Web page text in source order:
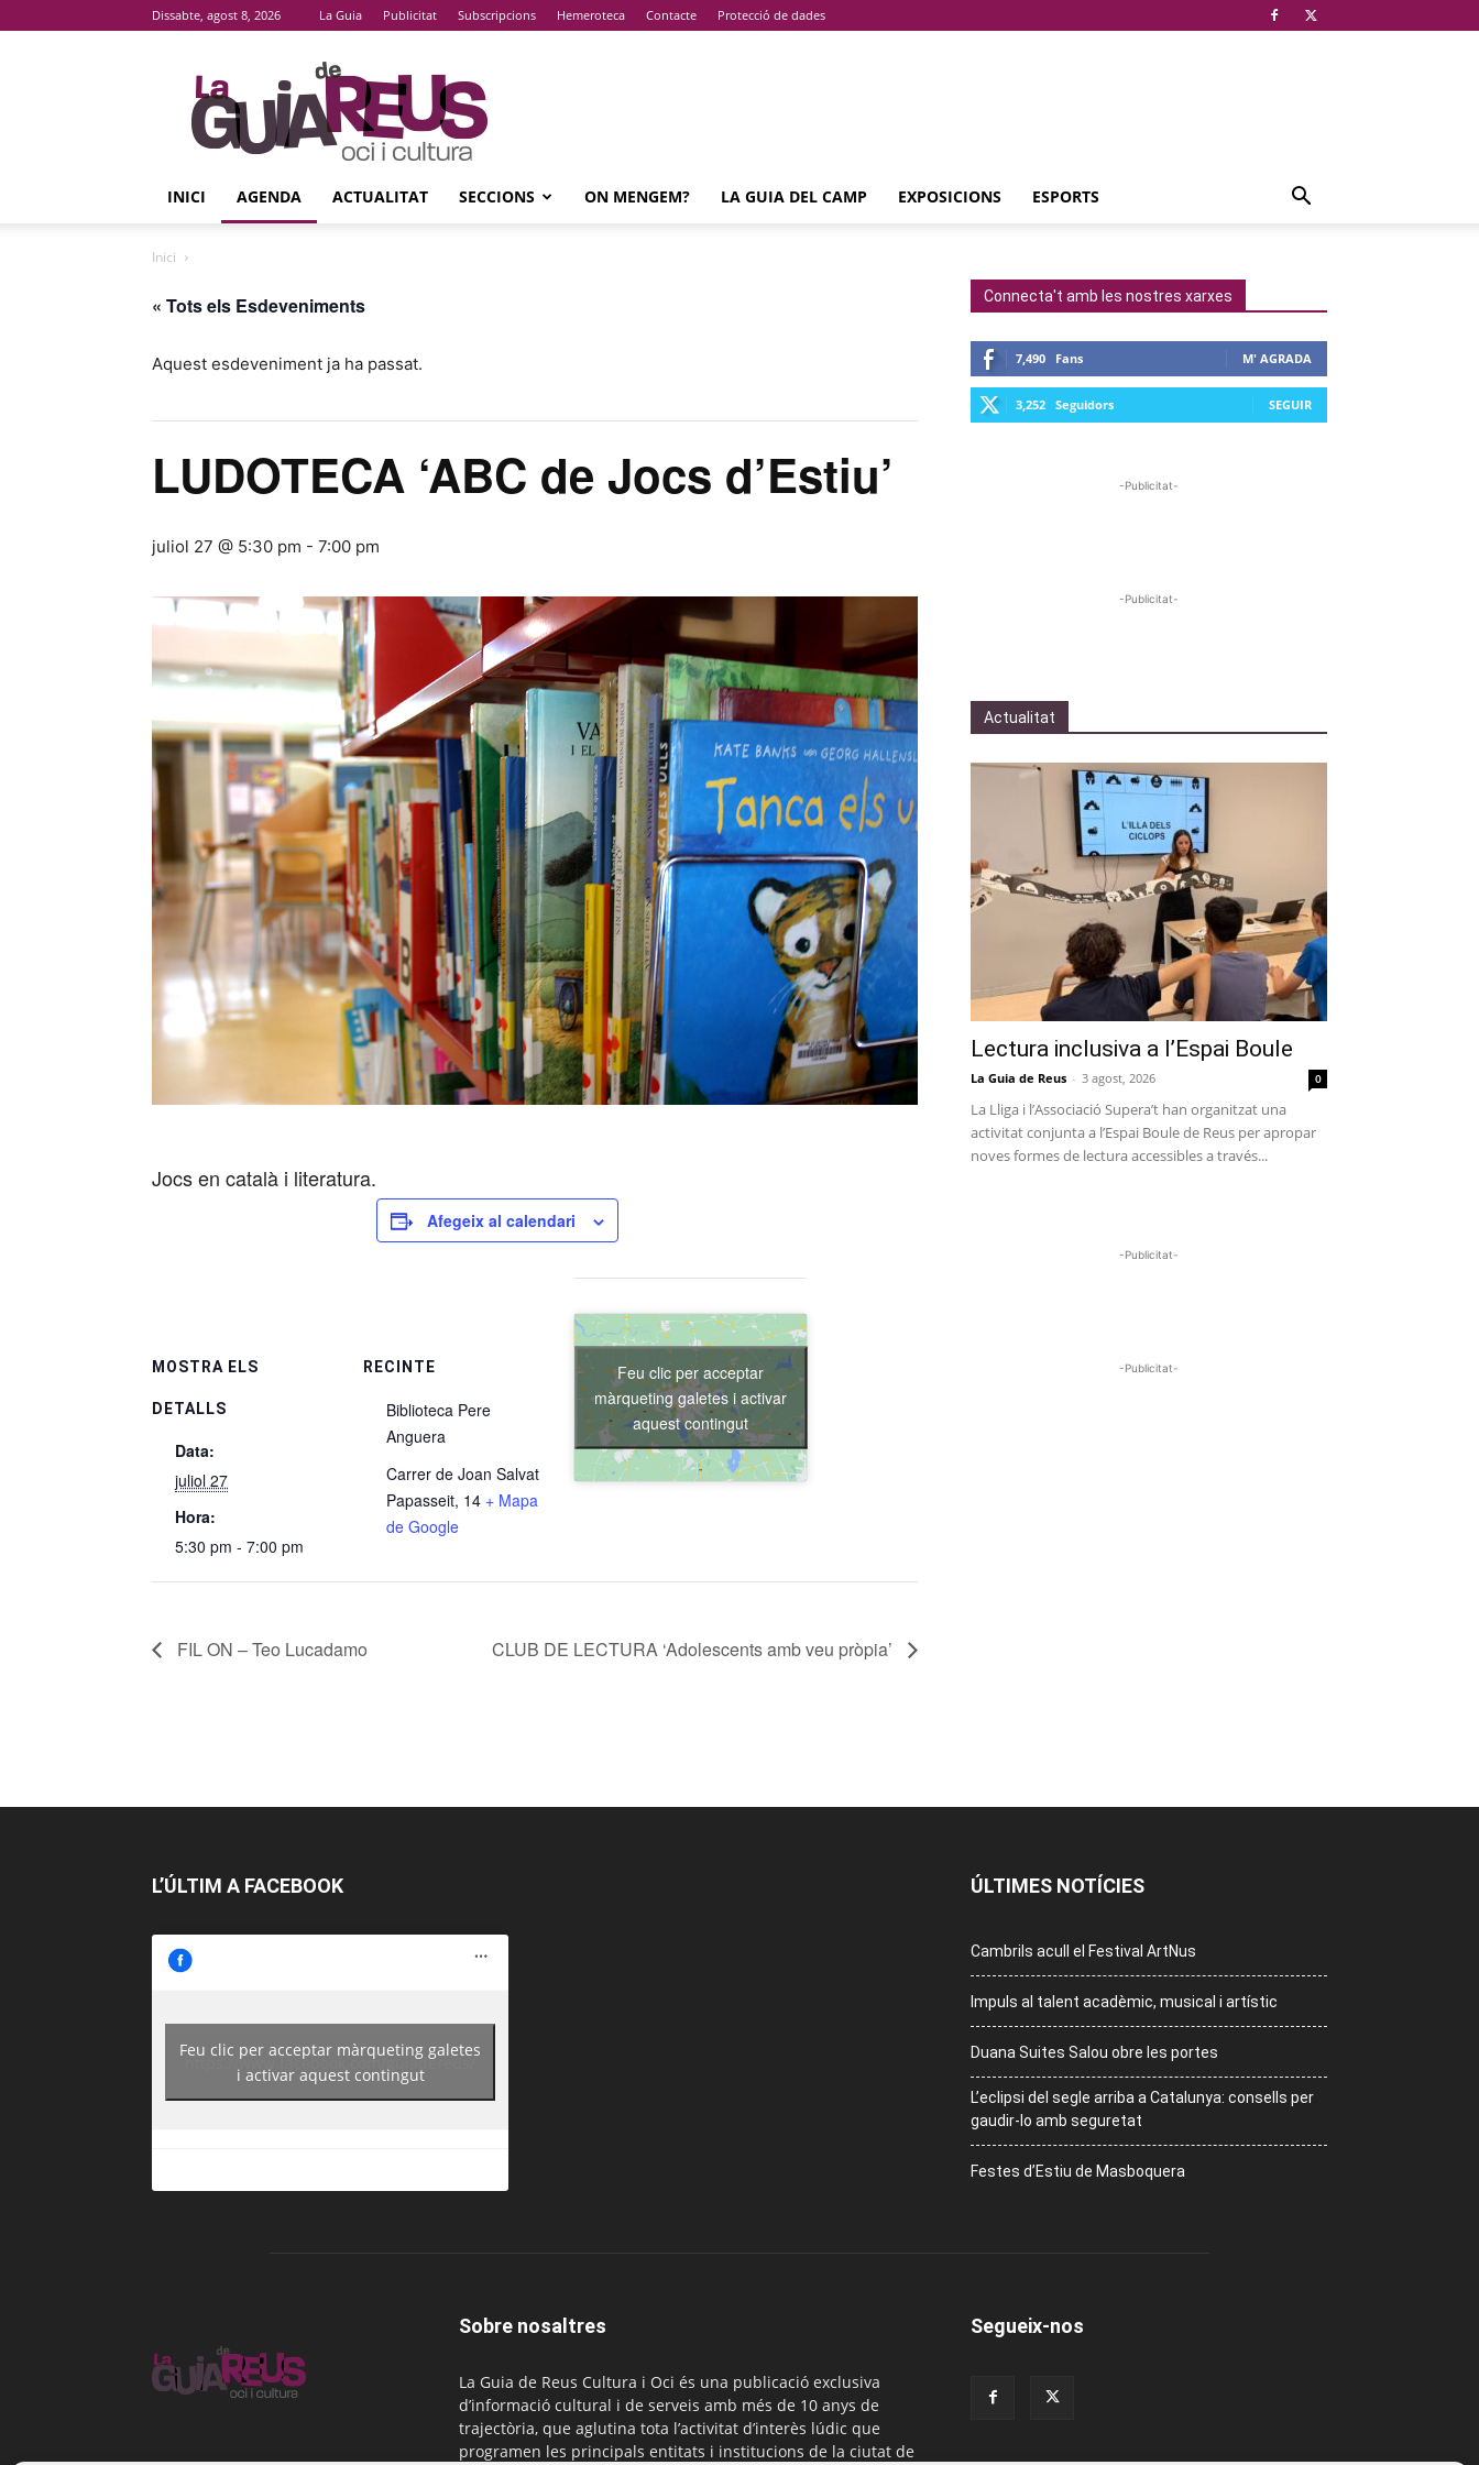
Dissabte, agost 8, 2026 La Guia Publicitat Subscripcions Hemeroteca Contacte Protecció de dades
La
Guia
De
Reus
INICI AGENDA ACTUALITAT SECCIONS ON MENGEM? LA GUIA DEL CAMP EXPOSICIONS ESPORTS
Inici
« Tots els Esdeveniments
Aquest esdeveniment ja ha passat.
LUDOTECA ‘ABC de Jocs d’Estiu’
juliol 27 @ 5:30 pm - 7:00 pm
Jocs en català i literatura.
Afegeix al calendari
MOSTRA ELS
DETALLS
Data:
juliol 27
Hora:
5:30 pm - 7:00 pm
RECINTE
Biblioteca Pere
Anguera
Carrer de Joan Salvat
Papasseit, 14 + Mapa
de Google
Feu clic per acceptar
màrqueting galetes i activar
aquest contingut
FIL ON – Teo Lucadamo CLUB DE LECTURA ‘Adolescents amb veu pròpia’
Connecta't amb les nostres xarxes
7,490 Fans M' AGRADA
3,252 Seguidors SEGUIR
-Publicitat-
-Publicitat-
Actualitat
Lectura inclusiva a l’Espai Boule
La Guia de Reus - 3 agost, 2026 0
La Lliga i l’Associació Supera’t han organitzat una
activitat conjunta a l’Espai Boule de Reus per apropar
noves formes de lectura accessibles a través...
-Publicitat-
-Publicitat-
L’ÚLTIM A FACEBOOK
https://www.facebook.com/guiadereus/
Feu clic per acceptar màrqueting galetes
i activar aquest contingut
ÚLTIMES NOTÍCIES
Cambrils acull el Festival ArtNus
Impuls al talent acadèmic, musical i artístic
Duana Suites Salou obre les portes
L’eclipsi del segle arriba a Catalunya: consells per
gaudir-lo amb seguretat
Festes d’Estiu de Masboquera
Sobre nosaltres
La Guia de Reus Cultura i Oci és una publicació exclusiva
d’informació cultural i de serveis amb més de 10 anys de
trajectòria, que aglutina tota l’activitat d’interès lúdic que
programen les principals entitats i institucions de la ciutat de
Segueix-nos